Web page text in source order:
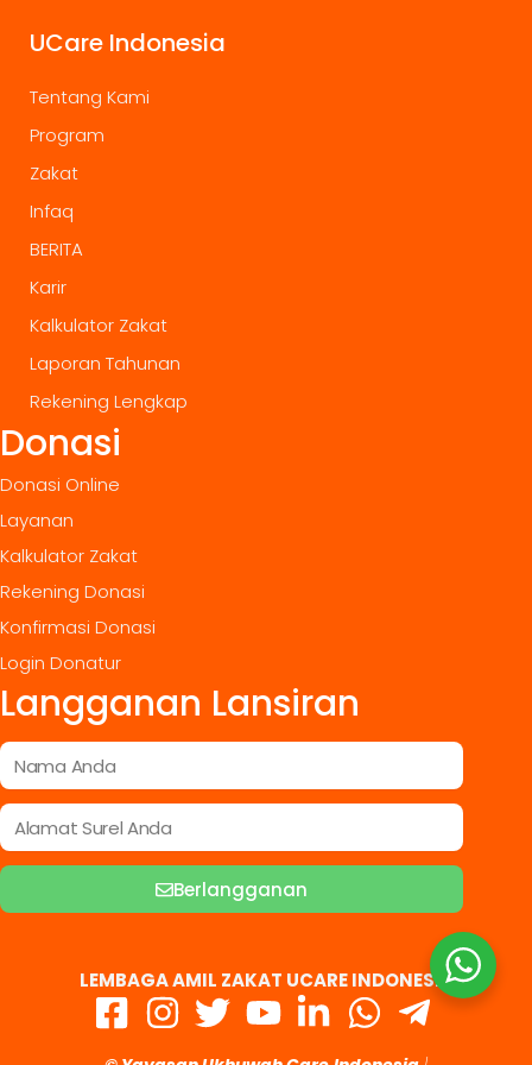
UCare Indonesia
Tentang Kami
Program
Zakat
Infaq
BERITA
Karir
Kalkulator Zakat
Laporan Tahunan
Rekening Lengkap
Donasi
Donasi Online
Layanan
Kalkulator Zakat
Rekening Donasi
Konfirmasi Donasi
Login Donatur
Langganan Lansiran
Berlangganan
LEMBAGA AMIL ZAKAT UCARE INDONESIA